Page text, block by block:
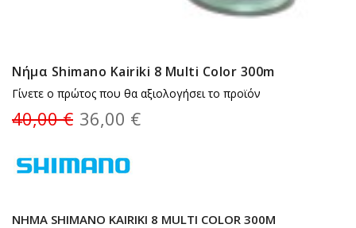
Νήμα Shimano Kairiki 8 Multi Color 300m
Γίνετε ο πρώτος που θα αξιολογήσει το προϊόν
36,00 €
40,00 €
ΝΉΜΑ SHIMANO KAIRIKI 8 MULTI COLOR 300M